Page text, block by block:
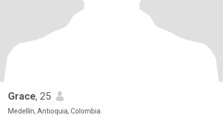
Grace, 25
Medellín, Antioquia, Colombia